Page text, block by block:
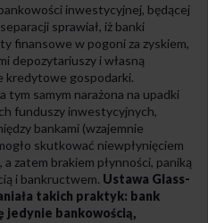
inwestycyjnej, będącej
sprawiał, iż banki
finansowe w pogoni za zyskiem,
depozytariuszy i własną
kredytowe gospodarki.
tym samym narażona na upadki
funduszy inwestycyjnych,
bankami (wzajemnie
skutkować niewpłynięciem
zatem brakiem płynności, paniką
i bankructwem. Ustawa Glass-
takich praktyk: bank
jedynie bankowością,